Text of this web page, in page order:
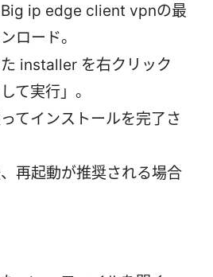
Big ip edge client vpnの最
ロード。
installer を右クリック
て実行」。
てインストールを完了さ
再起動が推奨される場合